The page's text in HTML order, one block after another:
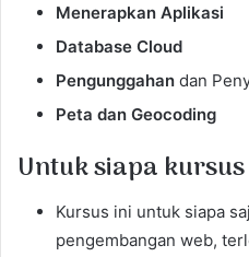
Menerapkan Aplikasi
Database Cloud
Pengunggahan dan
Peta dan Geocoding
Untuk siapa
Kursus ini untuk siapa
pengembangan web,